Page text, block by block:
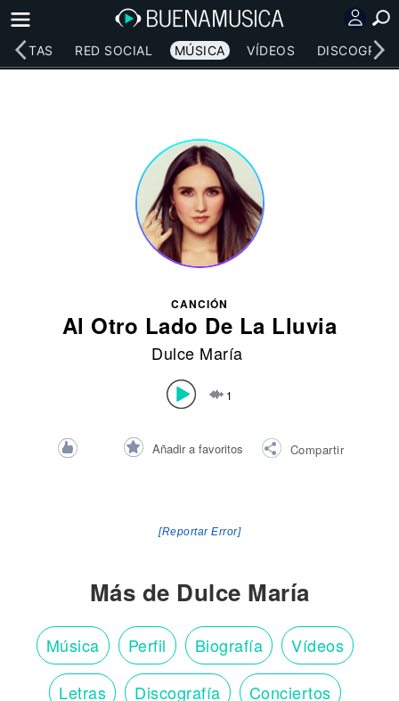
RED SOCIAL MÚSICA VÍDEOS
CANCIÓN
Al Otro Lado De La Lluvia
Dulce María
1
Añadir a favoritos Compartir
[Reportar Error]
Más de Dulce María
Música Perfil Biografía Vídeos
Letras Discografía Conciertos